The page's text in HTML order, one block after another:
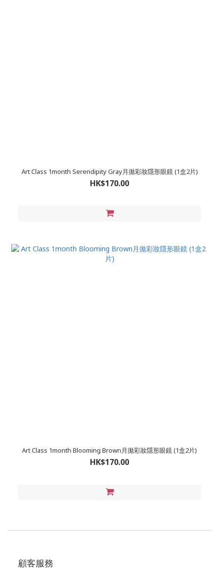
Art Class 1month Serendipity Gray月拋彩妝隱形眼鏡 (1盒2片)
HK$170.00
Art Class 1month Blooming Brown月拋彩妝隱形眼鏡 (1盒2片)
HK$170.00
顧客服務